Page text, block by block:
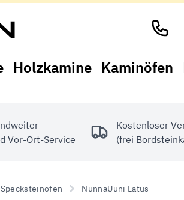
Holzkamine Kaminöfen
Vor-Ort-Service
Kostenloser
(frei
Specksteinöfen NunnaUuni Latus